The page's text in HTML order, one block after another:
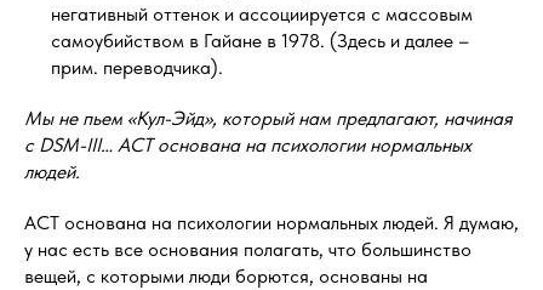
негативный оттенок и ассоциируется с массовым
самоубийством в Гайане в 1978. (Здесь и далее –
прим. переводчика).
Мы не пьем «Кул-Эйд», который нам предлагают, начиная
с DSM-III… АСТ основана на психологии нормальных
людей.
АСТ основана на психологии нормальных людей. Я думаю,
у нас есть все основания полагать, что большинство
вещей, с которыми люди борются, основаны на